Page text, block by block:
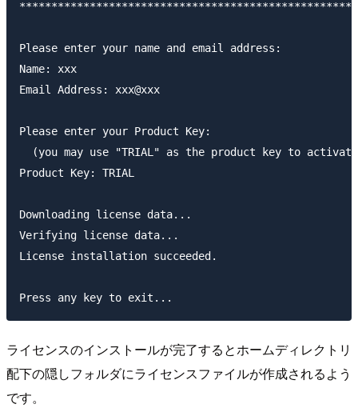
Please enter your name and email address:
Name: xxx
Email Address: xxx@xxx
Please enter your Product Key:
(you may use "TRIAL" as the product key to
Product Key: TRIAL
Downloading license data...
Verifying license data...
License installation succeeded.
ライセンスのインストールが完了するとホームディレクトリ
配下の隠しフォルダにライセンスファイルが作成されるよう
です。